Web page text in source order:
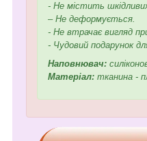
- Не містить
– Не деформується.
- Не втрачає вигляд
- Чудовий подарунок
Наповнювач:
Матеріал: тканина -